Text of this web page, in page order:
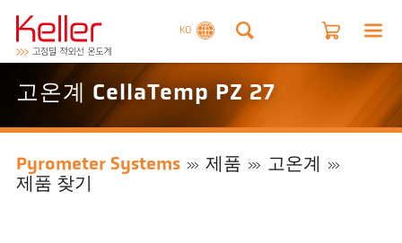
KO
고온계 CellaTemp PZ 27
Pyrometer Systems 제품
고온계
제품 찾기